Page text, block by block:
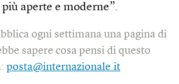
aperte e moderne”.
ogni settimana una pagina di
sapere cosa pensi di questo
posta@internazionale.it